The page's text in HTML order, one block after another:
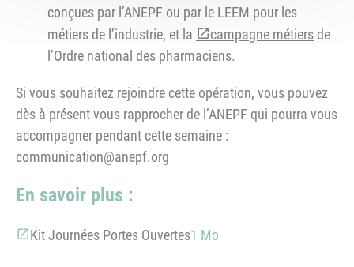
conçues par l’ANEPF ou par le LEEM pour les
métiers de l’industrie, et la
campagne métiers de
l’Ordre national des pharmaciens.
Si vous souhaitez rejoindre cette opération, vous pouvez
dès à présent vous rapprocher de l’ANEPF qui pourra vous
accompagner pendant cette semaine :
communication@anepf.org
En savoir plus :
Kit Journées Portes Ouvertes1 Mo